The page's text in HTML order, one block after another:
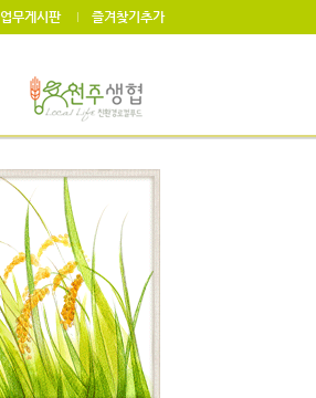
업무게시판 즐겨찾기추가